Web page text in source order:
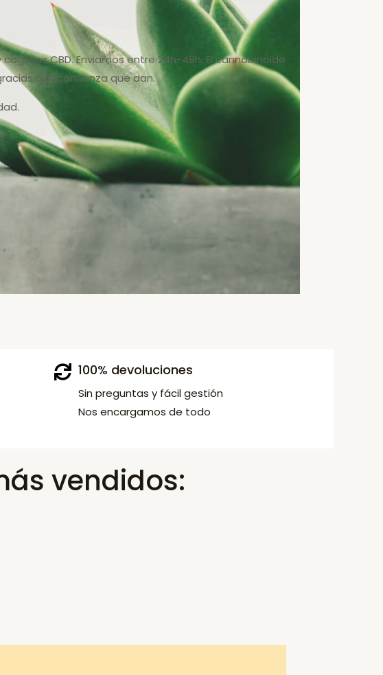
CBD. Enviamos entre 24h-48h. El cannabinoide
a la confianza que dan.
100% devoluciones
Sin preguntas y fácil gestión
Nos encargamos de todo
vendidos: